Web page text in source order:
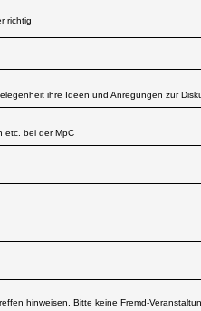
richtig
ihre Ideen und Anregungen zur
etc. bei der MpC
hinweisen. Bitte keine Fremd-